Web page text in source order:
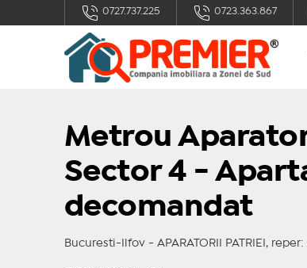
0727.737.225 0723.363.867
Metrou
Sector 4 -
decomandat
Bucuresti-Ilfov - APARATORII PATRIEI,